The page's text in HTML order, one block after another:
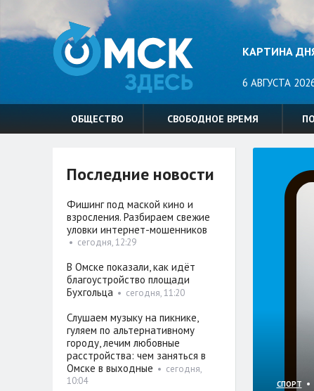
КАРТИНА
6 АВГУСТА
ОБЩЕСТВО СВОБОДНОЕ ВРЕМЯ
СПОРТ •
Последние новости
Фишинг под маской кино и
взросления. Разбираем свежие
уловки интернет-мошенников
• сегодня, 12:29
В Омске показали, как идёт
благоустройство площади
Бухгольца• сегодня, 11:20
Слушаем музыку на пикнике,
гуляем по альтернативному
городу, лечим любовные
расстройства: чем заняться в
Омске в выходные • сегодня,
10:04